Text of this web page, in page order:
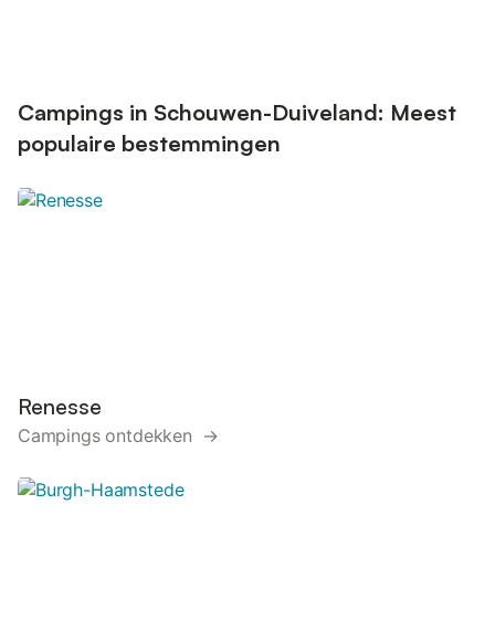
Campings in Schouwen-Duiveland: Meest
populaire bestemmingen
Renesse
Campings ontdekken →